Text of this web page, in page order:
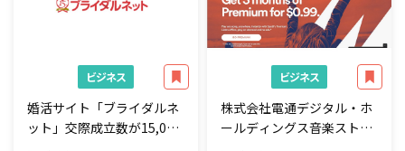
ビジネス
婚活サイト「ブライダルネ
ット」交際成立数が15,000
ビジネス
株式会社電通デジタル・ホ
ールディングス音楽ストリ